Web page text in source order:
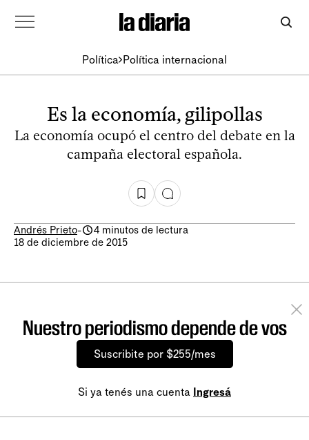
Política Política internacional
Es la economía, gilipollas
La economía ocupó el centro del debate en la
campaña electoral española.
Andrés Prieto-
4 minutos de lectura
18 de diciembre de 2015
Nuestro periodismo depende de vos
Suscribite por $255/mes
Si ya tenés una cuenta Ingresá